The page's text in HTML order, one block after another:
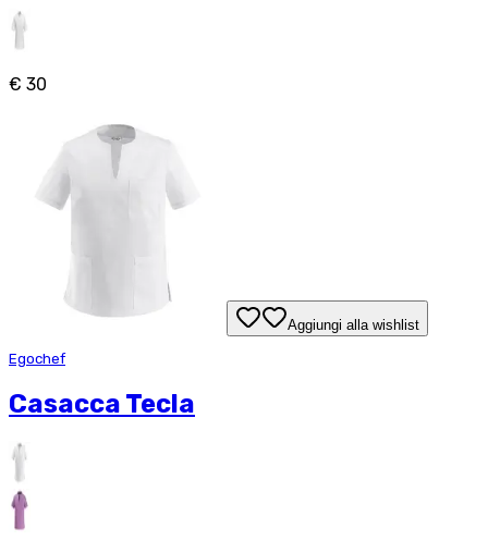
€ 30
Aggiungi alla wishlist
Egochef
Casacca Tecla